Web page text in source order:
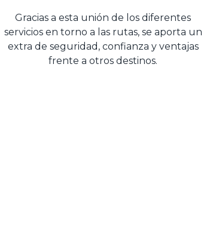
Gracias a esta unión de los diferentes
servicios en torno a las rutas, se aporta un
extra de seguridad, confianza y ventajas
frente a otros destinos.